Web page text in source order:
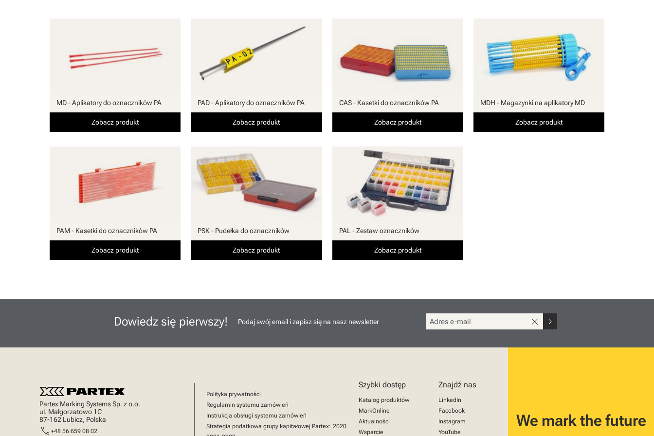
MD - Aplikatory do oznaczników PA
Zobacz produkt
PAD - Aplikatory do oznaczników PA
Zobacz produkt
CAS - Kasetki do oznaczników PA
Zobacz produkt
MDH - Magazynki na aplikatory MD
Zobacz produkt
PAM - Kasetki do oznaczników PA
Zobacz produkt
PSK - Pudełka do oznaczników
Zobacz produkt
PAL - Zestaw oznaczników
Zobacz produkt
Dowiedz się pierwszy! Podaj swój email i zapisz się na nasz newsletter close chevron_right
Partex Marking Systems Sp. z o.o.
ul. Małgorzatowo 1C
87-162 Lubicz, Polska
call +48 56 659 08 02
Polityka prywatności
Regulamin systemu zamówień
Instrukcja obsługi systemu zamówień
Strategia podatkowa grupy kapitałowej Partex: 2020
Szybki dostęp
Katalog produktów
MarkOnline
Aktualności
Wsparcie
Znajdź nas
LinkedIn
Facebook
Instagram
YouTube
We mark the future